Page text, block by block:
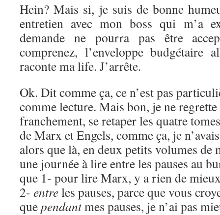
Hein? Mais si, je suis de bonne
entretien avec mon boss qui m’a
demande ne pourra pas être
comprenez, l’enveloppe budgétaire
raconte ma life. J’arrête.
Ok. Dit comme ça, ce n’est pas
comme lecture. Mais bon, je ne regrette
franchement, se retaper les quatre
de Marx et Engels, comme ça, je
alors que là, en deux petits volumes de
une journée à lire entre les pauses au
que 1- pour lire Marx, y a rien de
2- entreles pauses, parce que vous
quependantmes pauses, je n’ai pas